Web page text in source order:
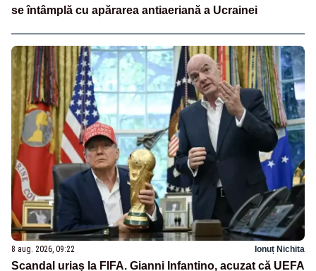
se întâmplă cu apărarea antiaeriană a Ucrainei
8 aug. 2026, 09:22 Ionuț Nichita
Scandal uriaș la FIFA. Gianni Infantino, acuzat că UEFA